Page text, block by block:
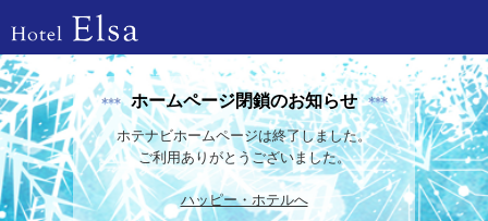
ホームページ閉鎖のお知らせ
ホテナビホームページは終了しました。
ご利用ありがとうございました。
ハッピー・ホテルへ